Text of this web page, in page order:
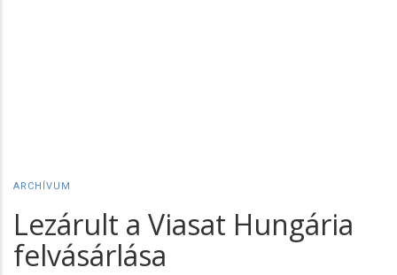
ARCHÍVUM
Lezárult a Viasat Hungária
felvásárlása